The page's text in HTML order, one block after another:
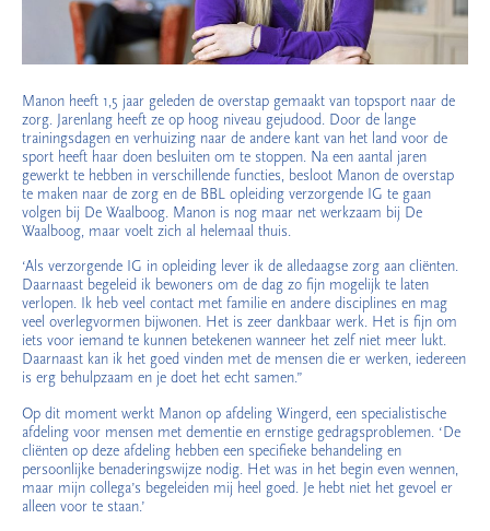
Manon heeft 1,5 jaar geleden de overstap gemaakt van topsport naar de
zorg. Jarenlang heeft ze op hoog niveau gejudood. Door de lange
trainingsdagen en verhuizing naar de andere kant van het land voor de
sport heeft haar doen besluiten om te stoppen. Na een aantal jaren
gewerkt te hebben in verschillende functies, besloot Manon de overstap
te maken naar de zorg en de BBL opleiding verzorgende IG te gaan
volgen bij De Waalboog. Manon is nog maar net werkzaam bij De
Waalboog, maar voelt zich al helemaal thuis.
‘Als verzorgende IG in opleiding lever ik de alledaagse zorg aan cliënten.
Daarnaast begeleid ik bewoners om de dag zo fijn mogelijk te laten
verlopen. Ik heb veel contact met familie en andere disciplines en mag
veel overlegvormen bijwonen. Het is zeer dankbaar werk. Het is fijn om
iets voor iemand te kunnen betekenen wanneer het zelf niet meer lukt.
Daarnaast kan ik het goed vinden met de mensen die er werken, iedereen
is erg behulpzaam en je doet het echt samen.”
Op dit moment werkt Manon op afdeling Wingerd, een specialistische
afdeling voor mensen met dementie en ernstige gedragsproblemen. ‘De
cliënten op deze afdeling hebben een specifieke behandeling en
persoonlijke benaderingswijze nodig. Het was in het begin even wennen,
maar mijn collega’s begeleiden mij heel goed. Je hebt niet het gevoel er
alleen voor te staan.’